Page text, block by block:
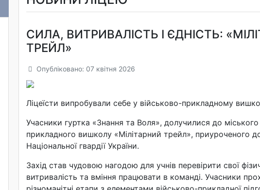
СИЛА, ВИТРИВАЛІСТЬ І ЄДНІСТЬ:
ТРЕЙЛ»
Опубліковано: 07 квітня 2026
Ліцеїсти випробували себе у військово-прикладному
Учасники гуртка «Знання та Воля», долучилися до
прикладного вишколу «Мілітарний трейл», приуроченого
Національної гвардії України.
Захід став чудовою нагодою для учнів перевірити свої
витривалість та вміння працювати в команді. Учасники